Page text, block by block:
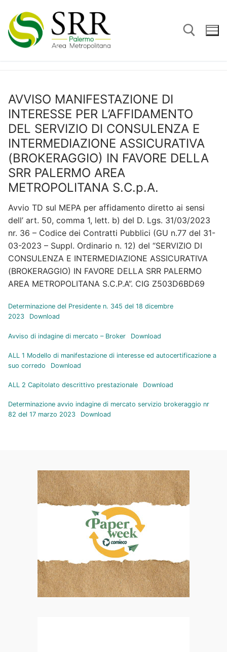
contenuto
AVVISO MANIFESTAZIONE DI
INTERESSE PER L’AFFIDAMENTO
DEL SERVIZIO DI CONSULENZA E
INTERMEDIAZIONE ASSICURATIVA
(BROKERAGGIO) IN FAVORE DELLA
SRR PALERMO AREA
METROPOLITANA S.C.p.A.
Avvio TD sul MEPA per affidamento diretto ai sensi
dell’ art. 50, comma 1, lett. b) del D. Lgs. 31/03/2023
nr. 36 – Codice dei Contratti Pubblici (GU n.77 del 31-
03-2023 – Suppl. Ordinario n. 12) del “SERVIZIO DI
CONSULENZA E INTERMEDIAZIONE ASSICURATIVA
(BROKERAGGIO) IN FAVORE DELLA SRR PALERMO
AREA METROPOLITANA S.C.P.A”. CIG Z503D6BD69
Determinazione del Presidente n. 345 del 18 dicembre
2023
Download
Avviso di indagine di mercato – Broker Download
ALL 1 Modello di manifestazione di interesse ed autocertificazione a
suo corredo
Download
ALL 2 Capitolato descrittivo prestazionale Download
Determinazione avvio indagine di mercato servizio brokeraggio nr
82 del 17 marzo 2023
Download